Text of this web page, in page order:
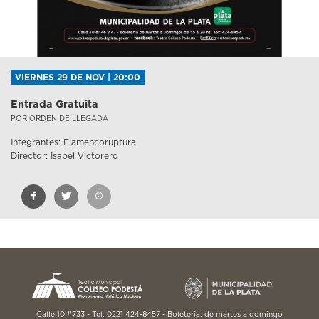
VIERNES 29 DE NOV | 20:00
Entrada Gratuita
POR ORDEN DE LLEGADA
Integrantes: Flamencoruptura
Director: Isabel Victorero
Calle 10 #733 - Tel. 0221 424-8457 - Boletería: de martes a domingo